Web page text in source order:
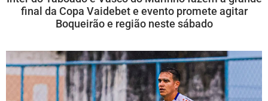
final da Copa Vaidebet e evento promete agitar
Boqueirão e região neste sábado